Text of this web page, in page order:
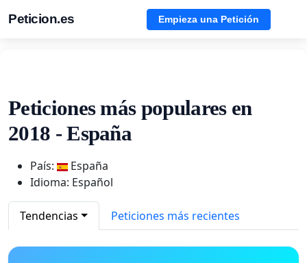
Peticion.es Empieza una Petición
Peticiones más populares en
2018 - España
País:
España
Idioma: Español
Tendencias Peticiones más recientes